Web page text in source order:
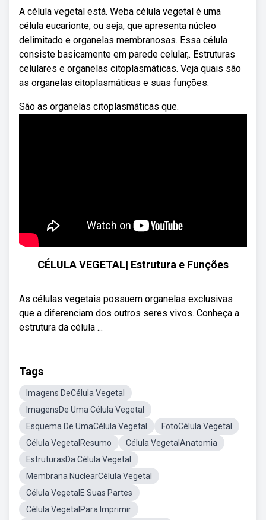
A célula vegetal está. Weba célula vegetal é uma
célula eucarionte, ou seja, que apresenta núcleo
delimitado e organelas membranosas. Essa célula
consiste basicamente em parede celular,. Estruturas
celulares e organelas citoplasmáticas. Veja quais são
as organelas citoplasmáticas e suas funções.
São as organelas citoplasmáticas que.
CÉLULA VEGETAL| Estrutura e Funções
As células vegetais possuem organelas exclusivas
que a diferenciam dos outros seres vivos. Conheça a
estrutura da célula ...
Tags
Imagens DeCélula Vegetal
ImagensDe Uma Célula Vegetal
Esquema De UmaCélula Vegetal
FotoCélula Vegetal
Célula VegetalResumo
Célula VegetalAnatomia
EstruturasDa Célula Vegetal
Membrana NuclearCélula Vegetal
Célula VegetalE Suas Partes
Célula VegetalPara Imprimir